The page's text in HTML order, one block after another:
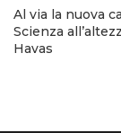
Al via la nuova
Scienza
Havas